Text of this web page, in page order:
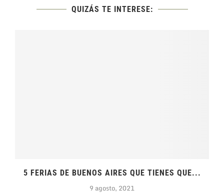
QUIZÁS TE INTERESE:
5 FERIAS DE BUENOS AIRES QUE TIENES QUE...
9 agosto, 2021